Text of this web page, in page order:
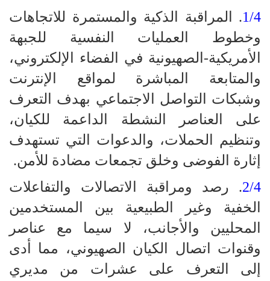
1/4. المراقبة الذكية والمستمرة للاتجاهات
وخطوط العمليات النفسية للجبهة
الأمريكية-الصهيونية في الفضاء الإلكتروني،
والمتابعة المباشرة لمواقع الإنترنت
وشبكات التواصل الاجتماعي بهدف التعرف
على العناصر النشطة الداعمة للكيان،
وتنظيم الحملات، والدعوات التي تستهدف
إثارة الفوضى وخلق تجمعات مضادة للأمن.
2/4. رصد ومراقبة الاتصالات والتفاعلات
الخفية وغير الطبيعية بين المستخدمين
المحليين والأجانب، لا سيما مع عناصر
وقنوات اتصال الكيان الصهيوني، مما أدى
إلى التعرف على عشرات من مديري